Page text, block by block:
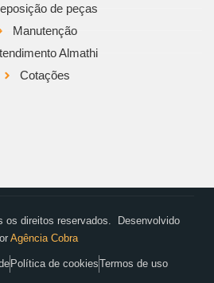
de peças
Manutenção
Almathi
Cotações
os direitos reservados. Desenvolvido
Agência Cobra
Política de cookiesTermos de uso